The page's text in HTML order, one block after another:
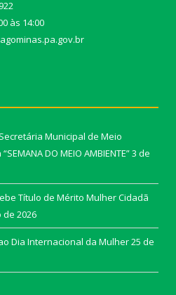
às 14:00
Municipal de Meio
DO MEIO AMBIENTE”3 de
Título de Mérito Mulher Cidadã
de 2026
Dia Internacional da Mulher25 de